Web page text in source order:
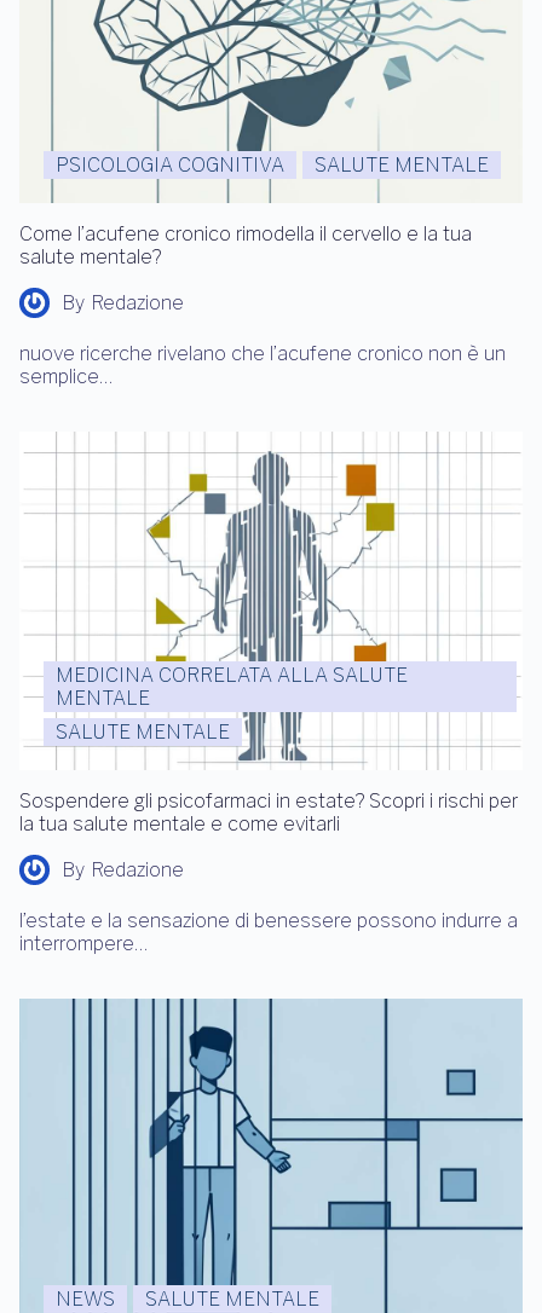
PSICOLOGIA COGNITIVA SALUTE MENTALE
Come l’acufene cronico rimodella il cervello e la tua
salute mentale?
By Redazione
nuove ricerche rivelano che l’acufene cronico non è un
semplice…
MEDICINA CORRELATA ALLA SALUTE
MENTALE
SALUTE MENTALE
Sospendere gli psicofarmaci in estate? Scopri i rischi per
la tua salute mentale e come evitarli
By Redazione
l’estate e la sensazione di benessere possono indurre a
interrompere…
NEWS SALUTE MENTALE